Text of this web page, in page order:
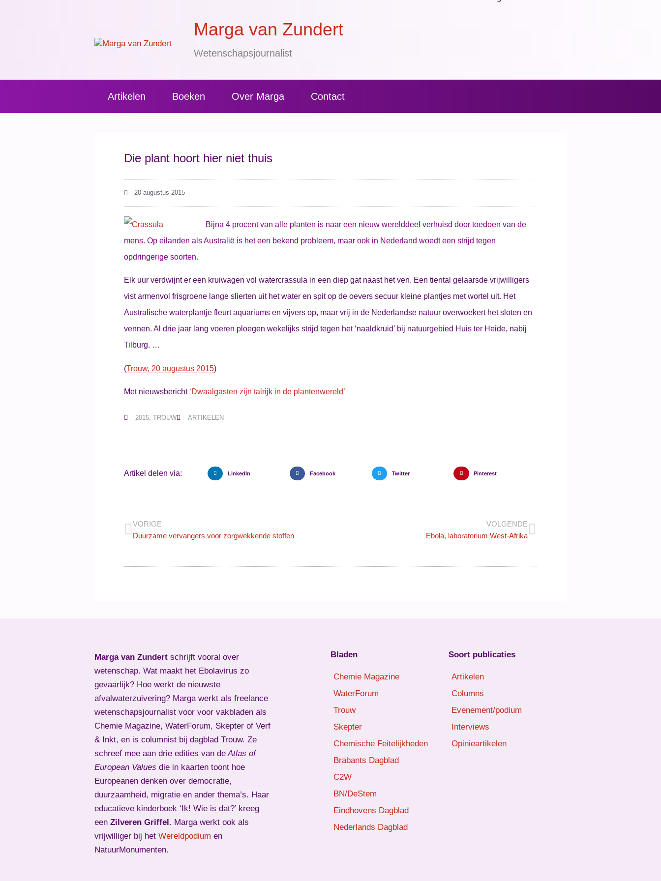
Marga van Zundert
Wetenschapsjournalist
Artikelen Boeken Over Marga Contact
Die plant hoort hier niet thuis
20 augustus 2015
Bijna 4 procent van alle planten is naar een nieuw werelddeel verhuisd door toedoen van de
mens. Op eilanden als Australië is het een bekend probleem, maar ook in Nederland woedt een strijd tegen
opdringerige soorten.
Elk uur verdwijnt er een kruiwagen vol watercrassula in een diep gat naast het ven. Een tiental gelaarsde vrijwilligers
vist armenvol frisgroene lange slierten uit het water en spit op de oevers secuur kleine plantjes met wortel uit. Het
Australische waterplantje fleurt aquariums en vijvers op, maar vrij in de Nederlandse natuur overwoekert het sloten en
vennen. Al drie jaar lang voeren ploegen wekelijks strijd tegen het ‘naaldkruid’ bij natuurgebied Huis ter Heide, nabij
Tilburg. …
(Trouw, 20 augustus 2015)
Met nieuwsbericht ‘Dwaalgasten zijn talrijk in de plantenwereld’
2015 TROUW ARTIKELEN
Artikel delen via: LinkedIn Facebook Twitter Pinterest
VORIGE
Duurzame vervangers voor zorgwekkende stoffen
VOLGENDE
Ebola, laboratorium West-Afrika
Marga van Zundert schrijft vooral over
wetenschap. Wat maakt het Ebolavirus zo
gevaarlijk? Hoe werkt de nieuwste
afvalwaterzuivering? Marga werkt als freelance
wetenschapsjournalist voor voor vakbladen als
Chemie Magazine, WaterForum, Skepter of Verf
& Inkt, en is columnist bij dagblad Trouw. Ze
schreef mee aan drie edities van de Atlas of
European Values die in kaarten toont hoe
Europeanen denken over democratie,
duurzaamheid, migratie en ander thema’s. Haar
educatieve kinderboek ‘Ik! Wie is dat?’ kreeg
een Zilveren Griffel. Marga werkt ook als
vrijwilliger bij het Wereldpodium en
NatuurMonumenten.
Bladen
Chemie Magazine
WaterForum
Trouw
Skepter
Chemische Feitelijkheden
Brabants Dagblad
C2W
BN/DeStem
Eindhovens Dagblad
Nederlands Dagblad
Soort publicaties
Artikelen
Columns
Evenement/podium
Interviews
Opinieartikelen